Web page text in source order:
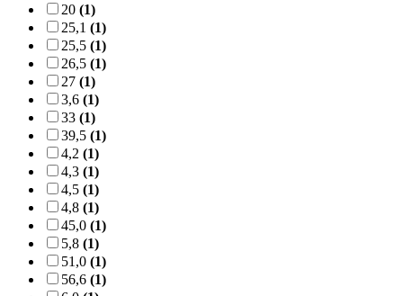
20 (1)
25,1 (1)
25,5 (1)
26,5 (1)
27 (1)
3,6 (1)
33 (1)
39,5 (1)
4,2 (1)
4,3 (1)
4,5 (1)
4,8 (1)
45,0 (1)
5,8 (1)
51,0 (1)
56,6 (1)